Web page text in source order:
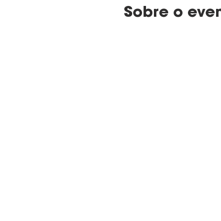
Sobre o